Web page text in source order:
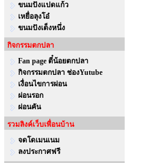
ขนมปังแปดแก้ว
เหยื่อลุงโอ๋
ขนมปังเต็งหนึ่ง
กิจกรรมตกปลา
Fan page ตี๋น้อยตกปลา
กิจกรรมตกปลา ช่องYutube
เงื่อนไขการผ่อน
ผ่อนรอก
ผ่อนคัน
รวมลิงค์เว็บเพื่อนบ้าน
จดโดเมนเนม
ลงประกาศฟรี